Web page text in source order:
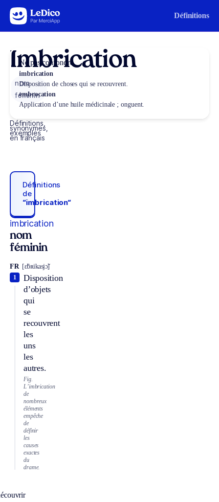
Aller au contenu Définitions
Imbrication
nom
féminin
Définitions,
synonymes,
exemples
en français
Définitions
de
“imbrication“
imbrication
nom
féminin
FR [ɛ̃bʀikasjɔ̃]
Disposition
d’objets
qui
se
recouvrent
les
uns
les
autres.
1
Fig.
L’imbrication
de
nombreux
éléments
empêche
de
définir
les
causes
exactes
du
drame.
Ne pas confondre
imbrication
Disposition de choses qui se recouvrent.
embrocation
Application d’une huile médicinale ; onguent.